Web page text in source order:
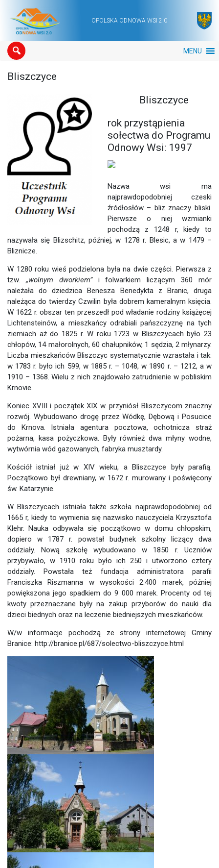
Main NavigationOPOLSKA ODNOWA WSI 2.0
MENU
Bliszczyce
Bliszczyce
rok przystąpienia
sołectwa do Programu
Odnowy Wsi: 1997
Nazwa wsi ma
najprawdopodobniej czeski
źródłosłów – bliz znaczy bliski.
Pierwsze o niej wzmianki
pochodzą z 1248 r, kiedy to
nazywała się Blizschitz, później, w 1278 r. Blesic, a w 1479 –
Bliznicze.
W 1280 roku wieś podzielona była na dwie części. Pierwsza z
tzw. „wolnym dworkiem”i folwarkiem liczącym 360 mór
należała do dziedzica Benesza Benedykta z Branic, druga
należąca do twierdzy Czwilin była dobrem kameralnym księcia.
W 1622 r. obszar ten przeszedł pod władanie rodziny książęcej
Lichtensteinów, a mieszkańcy odrabiali pańszczyznę na tych
ziemiach aż do 1825 r. W roku 1723 w Bliszczycach było 23
chłopów, 14 małorolnych, 60 chałupników, 1 sędzia, 2 młynarzy.
Liczba mieszkańców Bliszczyc systematycznie wzrastała i tak:
w 1783 r. było ich 599, w 1885 r. – 1048, w 1890 r. – 1212, a w
1910 – 1368. Wielu z nich znajdowało zatrudnienie w pobliskim
Krnovie.
Koniec XVIII i początek XIX w. przyniósł Bliszczycom znaczny
rozwój. Wybudowano drogę przez Wódkę, Dębową i Posucice
do Krnova. Istniała agentura pocztowa, ochotnicza straż
pożarna, kasa pożyczkowa. Były również dwa młyny wodne,
wytwórnia wód gazowanych, fabryka musztardy.
Kościół istniał już w XIV wieku, a Bliszczyce były parafią.
Początkowo był drewniany, w 1672 r. murowany i poświęcony
św. Katarzynie.
W Bliszczycach istniała także szkoła najprawdopodobniej od
1665 r, kiedy to wymienia się nazwisko nauczyciela Krzysztofa
Klehr. Nauka odbywała się początkowo w domu chłopskim,
dopiero w 1787 r. powstał budynek szkolny liczący dwa
oddziały. Nową szkołę wybudowano w 1850 r. Uczniów
przybywało, w 1910 roku było ich 250 i utworzono cztery
oddziały. Powstała też fundacja administratora parafii
Franciszka Riszmanna w wysokości 2.400 marek, później
powiększona jego spadkiem do 9 000 marek. Procenty od tej
kwoty przeznaczane były na zakup przyborów do nauki dla
dzieci biednych oraz na leczenie biedniejszych mieszkańców.
W/w informacje pochodzą ze strony internetowej Gminy
Branice: http://branice.pl/687/solectwo-bliszczyce.html